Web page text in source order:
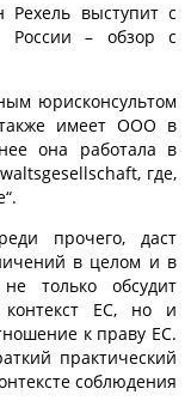
выступит с
России – обзор с
юрисконсультом
также имеет ООО в
она работала в
где,
прочего, даст
в целом и в
только обсудит
контекст ЕС, но и
к праву ЕС.
практический
соблюдения